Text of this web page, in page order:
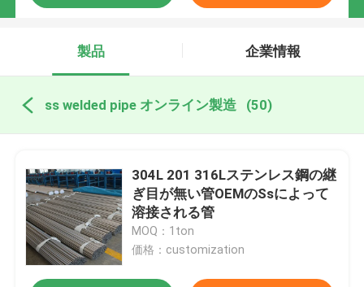
製品 企業情報
ss welded pipe オンライン製造 (50)
304L 201 316Lステンレス鋼の継
ぎ目が無い管OEMのSsによって
溶接される管
MOQ：1ton
価格：customization